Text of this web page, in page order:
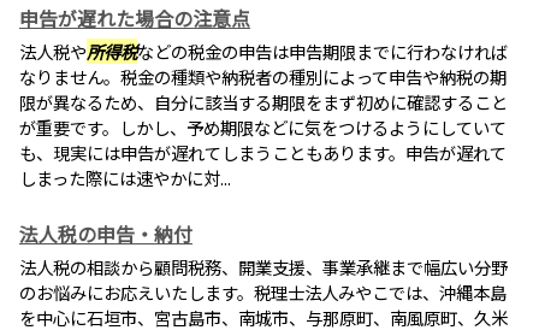
申告が遅れた場合の注意点
法人税や所得税などの税金の申告は申告期限までに行わなければ
なりません。税金の種類や納税者の種別によって申告や納税の期
限が異なるため、自分に該当する期限をまず初めに確認すること
が重要です。しかし、予め期限などに気をつけるようにしていて
も、現実には申告が遅れてしまうこともあります。申告が遅れて
しまった際には速やかに対...
法人税の申告・納付
法人税の相談から顧問税務、開業支援、事業承継まで幅広い分野
のお悩みにお応えいたします。税理士法人みやこでは、沖縄本島
を中心に石垣市、宮古島市、南城市、与那原町、南風原町、久米